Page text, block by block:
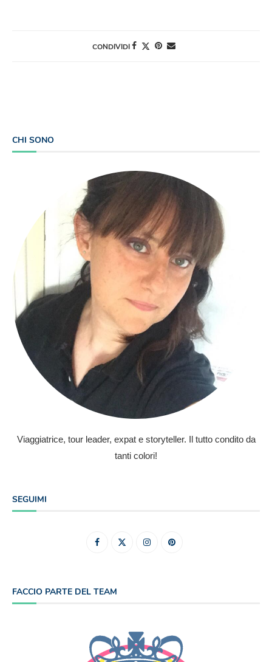
CONDIVIDI
CHI SONO
Viaggiatrice, tour leader, expat e storyteller. Il tutto condito da
tanti colori!
SEGUIMI
FACCIO PARTE DEL TEAM